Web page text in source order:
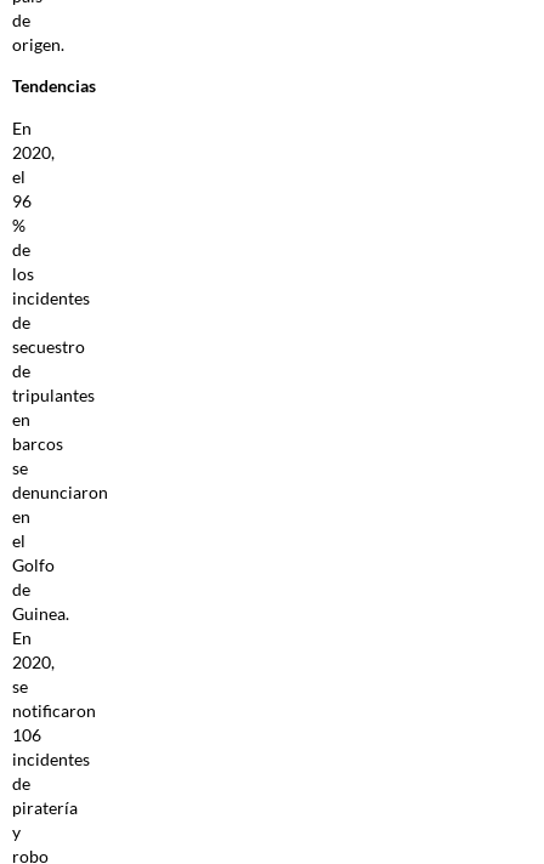
de
origen.
Tendencias
En
2020,
el
96
%
de
los
incidentes
de
secuestro
de
tripulantes
en
barcos
se
denunciaron
en
el
Golfo
de
Guinea.
En
2020,
se
notificaron
106
incidentes
de
piratería
y
robo